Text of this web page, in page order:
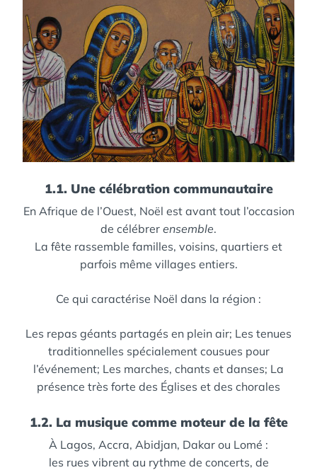
1.1. Une célébration communautaire
En Afrique de l’Ouest, Noël est avant tout l’occasion
de célébrer ensemble.
La fête rassemble familles, voisins, quartiers et
parfois même villages entiers.
Ce qui caractérise Noël dans la région :
Les repas géants partagés en plein air; Les tenues
traditionnelles spécialement cousues pour
l’événement; Les marches, chants et danses; La
présence très forte des Églises et des chorales
1.2. La musique comme moteur de la fête
À Lagos, Accra, Abidjan, Dakar ou Lomé :
les rues vibrent au rythme de concerts, de